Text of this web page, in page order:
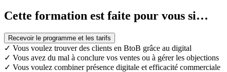
Cette formation est faite pour vous si…
Recevoir le programme et les tarifs
✓ Vous voulez trouver des clients en BtoB grâce au digital
✓ Vous avez du mal à conclure vos ventes ou à gérer les objections
✓ Vous voulez combiner présence digitale et efficacité commerciale